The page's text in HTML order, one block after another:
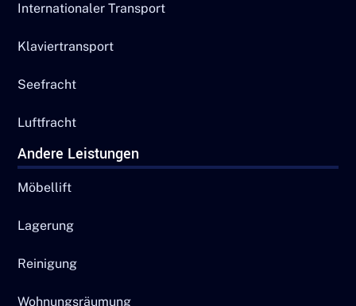
Internationaler Transport
Klaviertransport
Seefracht
Luftfracht
Andere Leistungen
Möbellift
Lagerung
Reinigung
Wohnungsräumung